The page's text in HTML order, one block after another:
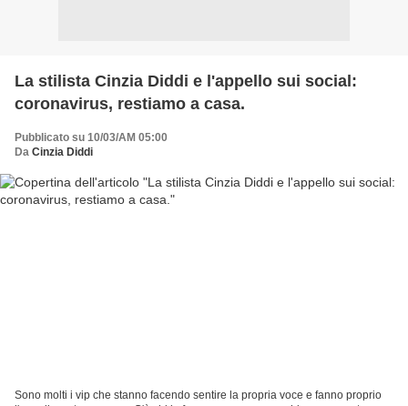
La stilista Cinzia Diddi e l'appello sui social:
coronavirus, restiamo a casa.
Pubblicato su 10/03/AM 05:00
Da Cinzia Diddi
Sono molti i vip che stanno facendo sentire la propria voce e fanno proprio